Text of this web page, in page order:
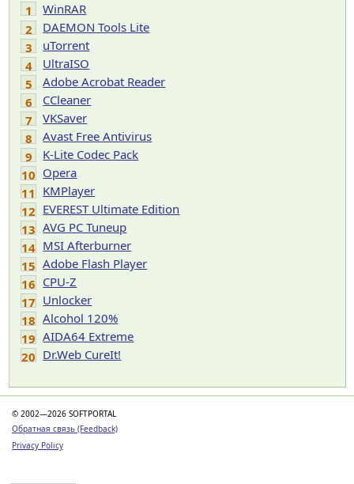
1
WinRAR
2
DAEMON Tools Lite
3
uTorrent
4
UltraISO
5
Adobe Acrobat Reader
6
CCleaner
7
VKSaver
8
Avast Free Antivirus
9
K-Lite Codec Pack
10 Opera
11 KMPlayer
12 EVEREST Ultimate Edition
13 AVG PC Tuneup
14 MSI Afterburner
15 Adobe Flash Player
16 CPU-Z
17 Unlocker
18 Alcohol 120%
19 AIDA64 Extreme
20 Dr.Web CureIt!
© 2002—2026 SOFTPORTAL
Обратная связь (Feedback)
Privacy Policy